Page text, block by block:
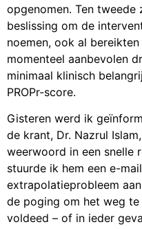
opgenomen. Ten
beslissing om de
noemen, ook al
momenteel aanbevolen
minimaal klinisch
PROPr-score.
Gisteren werd ik
de krant, Dr. Nazrul
weerwoord in een snelle
stuurde ik hem een e-
extrapolatieprobleem
de poging om het weg
voldeed – of in ieder